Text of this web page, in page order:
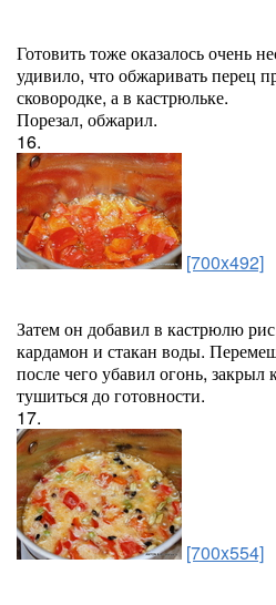
Готовить тоже оказалось очень
удивило, что обжаривать перец
сковородке, а в кастрюльке.
Порезал, обжарил.
16.
[700x492]
Затем он добавил в кастрюлю
кардамон и стакан воды.
после чего убавил огонь,
тушиться до готовности.
17.
[700x554]